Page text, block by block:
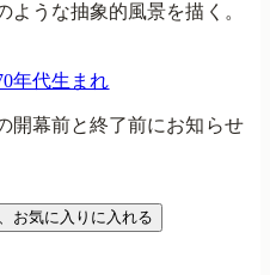
うな抽象的風景を描く。
年代生まれ
開幕前と終了前にお知らせ
お気に入りに入れる